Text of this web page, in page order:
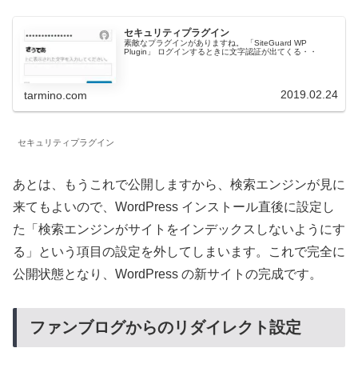
セキュリティプラグイン
素敵なプラグインがありますね。 「SiteGuard WP
Plugin」 ログインするときに文字認証が出てくる・・
tarmino.com 2019.02.24
セキュリティプラグイン
あとは、もうこれで公開しますから、検索エンジンが見に
来てもよいので、WordPress インストール直後に設定し
た「検索エンジンがサイトをインデックスしないようにす
る」という項目の設定を外してしまいます。これで完全に
公開状態となり、WordPress の新サイトの完成です。
ファンブログからのリダイレクト設定